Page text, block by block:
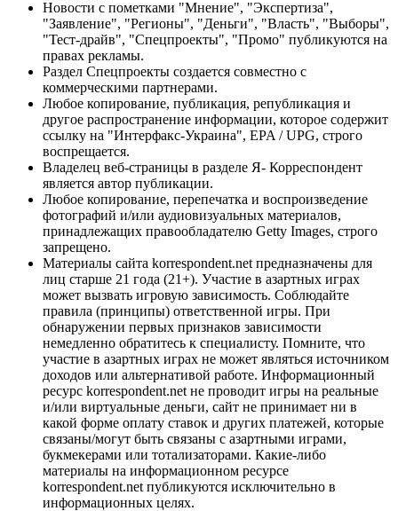
Новости с пометками "Мнение", "Экспертиза",
"Заявление", "Регионы", "Деньги", "Власть", "Выборы",
"Тест-драйв", "Спецпроекты", "Промо" публикуются на
правах рекламы.
Раздел Спецпроекты создается совместно с
коммерческими партнерами.
Любое копирование, публикация, републикация и
другое распространение информации, которое содержит
ссылку на "Интерфакс-Украина", EPA / UPG, строго
воспрещается.
Владелец веб-страницы в разделе Я- Корреспондент
является автор публикации.
Любое копирование, перепечатка и воспроизведение
фотографий и/или аудиовизуальных материалов,
принадлежащих правообладателю Getty Images, строго
запрещено.
Материалы сайта korrespondent.net предназначены для
лиц старше 21 года (21+). Участие в азартных играх
может вызвать игровую зависимость. Соблюдайте
правила (принципы) ответственной игры. При
обнаружении первых признаков зависимости
немедленно обратитесь к специалисту. Помните, что
участие в азартных играх не может являться источником
доходов или альтернативой работе. Информационный
ресурс korrespondent.net не проводит игры на реальные
и/или виртуальные деньги, сайт не принимает ни в
какой форме оплату ставок и других платежей, которые
связаны/могут быть связаны с азартными играми,
букмекерами или тотализаторами. Какие-либо
материалы на информационном ресурсе
korrespondent.net публикуются исключительно в
информационных целях.